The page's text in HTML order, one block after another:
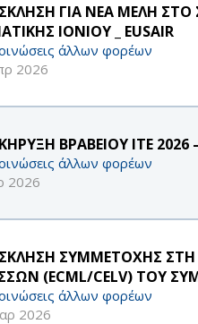
ΓΙΑ ΝΕΑ ΜΕΛΗ ΣΤΟ
ΙΟΝΙΟΥ _ EUSAIR
άλλων φορέων
2026
ΒΡΑΒΕΙΟΥ ΙΤΕ
άλλων φορέων
2026
ΣΥΜΜΕΤΟΧΗΣ ΣΤΗ
(ECML/CELV) ΤΟΥ
άλλων φορέων
2026